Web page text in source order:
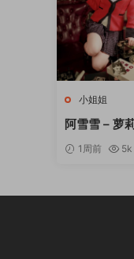
小姐姐
阿雪雪 – 萝
1周前 5k